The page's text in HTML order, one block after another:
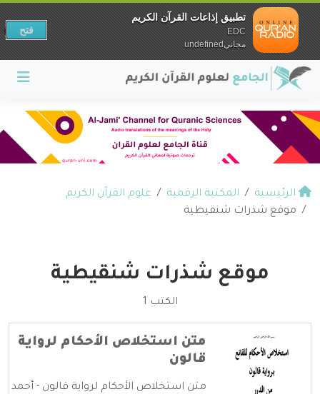
الرئيسية المكتبة الرقمية
علوم القرآن الكريم
موقع شذرات شنقيطية
موقع شذرات شنقيطية
الكتب 1
متن استخلاص الأحكام لرواية
قالون
متن استخلاص الأحكام لرواية قالون - أحمد
تطبيق إذاعات القرآن الكريم
EDC
مجانيundefined
فتح